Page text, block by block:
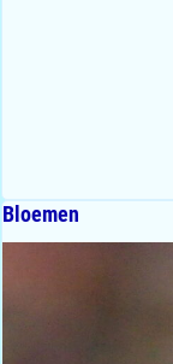
Bloemen